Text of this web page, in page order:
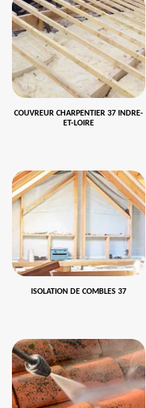
COUVREUR CHARPENTIER 37 INDRE-
ET-LOIRE
ISOLATION DE COMBLES 37